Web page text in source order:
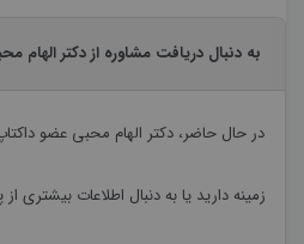
به دنبال دریافت مشاوره از دکتر الهام
در حال حاضر، دکتر الهام محبی عضو
زمینه دارید یا به دنبال اطلاعات بیشتری